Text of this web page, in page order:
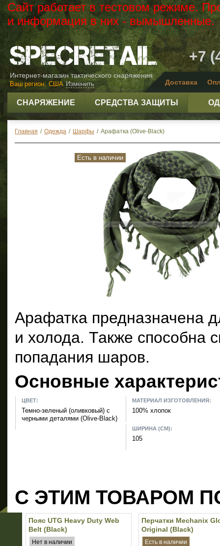
Сайт работает в тестовом режиме.
и информация в них - вымышленные.
Интернет-магазин тактического снаряжения
+7
Доставка
Изменить
Ваш регион: США
СНАРЯЖЕНИЕ СРЕДСТВА ЗАЩИТЫ
Главная / Одежда / Шарфы / Арафатка (Olive-Black)
Есть в наличии
Арафатка предназначена
и холода. Также способна
попадания шаров.
Основные
ЦВЕТ:
Темно-зеленый (оливковый) с
черными деталями (Olive-Black)
МАТЕРИАЛ ИЗГОТОВЛЕНИЯ:
100% хлопок
ШИРИНА (СМ):
105
С ЭТИМ ТОВАРОМ
Пояс UTG Heavy Duty Web
Belt (Black)
Нет в наличии
Перчатки Mechanix
Original (Black)
Есть в наличии